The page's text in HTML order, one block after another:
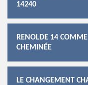
14240
RENOLDE 14
CHEMINÉE
LE CHANGEMENT